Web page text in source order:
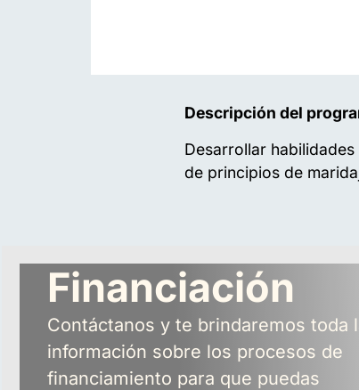
Descripción del
Desarrollar
de principios de
Financiación
Contáctanos y te brindaremos toda
información sobre los procesos de
financiamiento para que puedas